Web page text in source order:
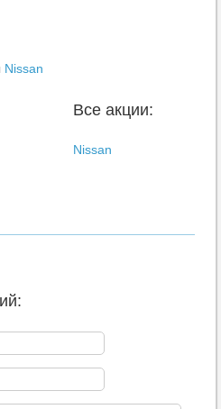
Nissan
Все акции:
Nissan